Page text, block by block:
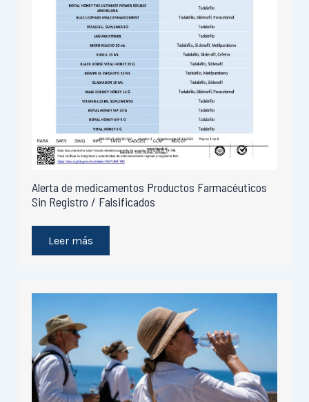
Alerta de medicamentos Productos Farmacéuticos
Sin Registro / Falsificados
Leer más